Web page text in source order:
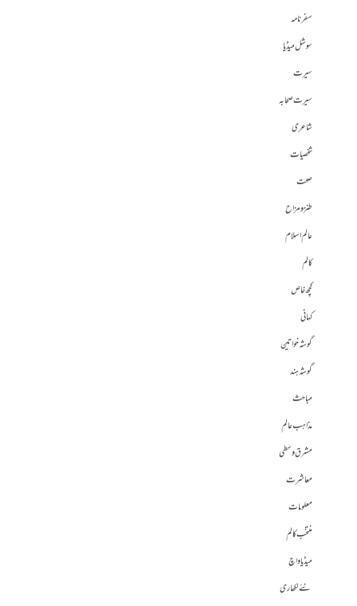
سفرنامہ
سوشل میڈیا
سیرت
سیرت صحابہ
شاعری
شخصیات
صحت
طنز و مزاح
عالم اسلام
کالم
کچھ خاص
کہانی
گوشہ خواتین
گوشہ ہند
مباحث
مذاہب عالم
مشرق وسطی
معاشرت
معلومات
منتخب کالم
میڈیا واچ
نئے لکھاری